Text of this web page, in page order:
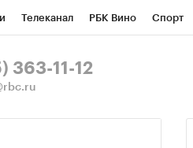
Телеканал РБК Вино Спорт
363-11-12